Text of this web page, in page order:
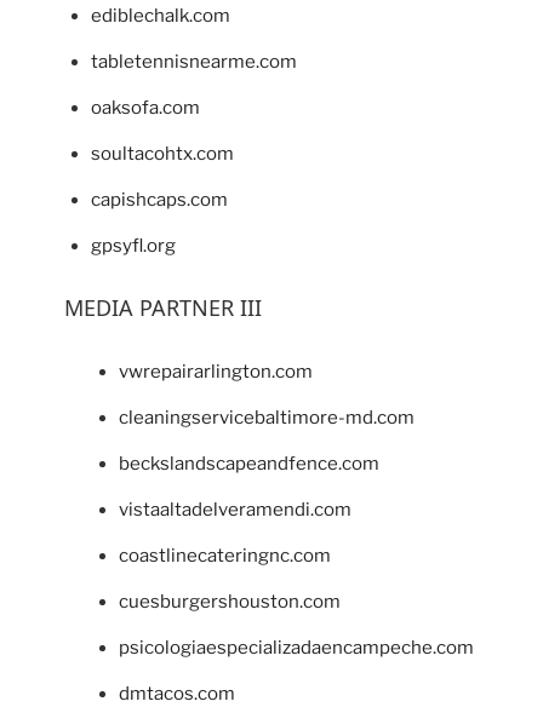
ediblechalk.com
tabletennisnearme.com
oaksofa.com
soultacohtx.com
capishcaps.com
gpsyfl.org
MEDIA PARTNER III
vwrepairarlington.com
cleaningservicebaltimore-md.com
beckslandscapeandfence.com
vistaaltadelveramendi.com
coastlinecateringnc.com
cuesburgershouston.com
psicologiaespecializadaencampeche.com
dmtacos.com